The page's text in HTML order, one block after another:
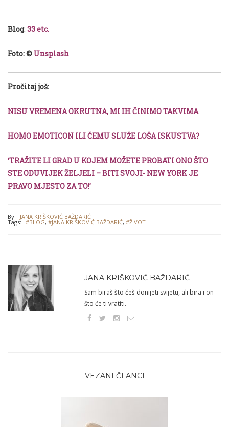
Blog: 33etc.
Foto: © Unsplash
Pročitaj još:
NISU VREMENA OKRUTNA, MI IH ČINIMO TAKVIMA
HOMO EMOTICON ILI ČEMU SLUŽE LOŠA ISKUSTVA?
‘TRAŽITE LI GRAD U KOJEM MOŽETE PROBATI ONO ŠTO
STE ODUVIJEK ŽELJELI – BITI SVOJI- NEW YORK JE
PRAVO MJESTO ZA TO!’
By: JANA KRIŠKOVIĆ BAŽDARIĆ
Tags: #BLOG, #JANA KRIŠKOVIĆ BAŽDARIĆ, #ŽIVOT
JANA KRIŠKOVIĆ BAŽDARIĆ
Sam biraš što ćeš donijeti svijetu, ali bira i on
što će ti vratiti.
VEZANI ČLANCI